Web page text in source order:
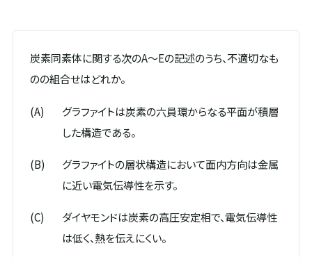
炭素同素体に関する次のA～Eの記述のうち、不適切なも
のの組合せはどれか。
(A)
グラファイトは炭素の六員環からなる平面が積層
した構造である。
(B)
グラファイトの層状構造において面内方向は金属
に近い電気伝導性を示す。
(C)
ダイヤモンドは炭素の高圧安定相で、電気伝導性
は低く、熱を伝えにくい。